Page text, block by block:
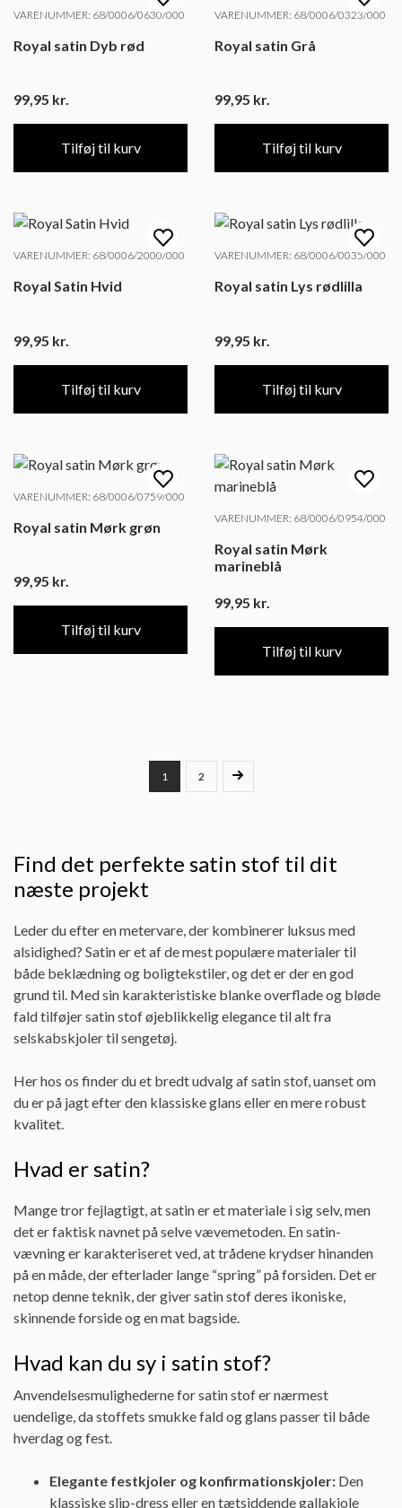
VARENUMMER: 68/0006/0630/000
Royal satin Dyb rød
99,95 kr.
Tilføj til kurv
VARENUMMER: 68/0006/0323/000
Royal satin Grå
99,95 kr.
Tilføj til kurv
VARENUMMER: 68/0006/2000/000
Royal Satin Hvid
99,95 kr.
Tilføj til kurv
VARENUMMER: 68/0006/0035/000
Royal satin Lys rødlilla
99,95 kr.
Tilføj til kurv
VARENUMMER: 68/0006/0759/000
Royal satin Mørk grøn
99,95 kr.
Tilføj til kurv
VARENUMMER: 68/0006/0954/000
Royal satin Mørk
marineblå
99,95 kr.
Tilføj til kurv
1 2
Find det perfekte satin stof til dit
næste projekt
Leder du efter en metervare, der kombinerer luksus med
alsidighed? Satin er et af de mest populære materialer til
både beklædning og boligtekstiler, og det er der en god
grund til. Med sin karakteristiske blanke overflade og bløde
fald tilføjer satin stof øjeblikkelig elegance til alt fra
selskabskjoler til sengetøj.
Her hos os finder du et bredt udvalg af satin stof, uanset om
du er på jagt efter den klassiske glans eller en mere robust
kvalitet.
Hvad er satin?
Mange tror fejlagtigt, at satin er et materiale i sig selv, men
det er faktisk navnet på selve vævemetoden. En satin-
vævning er karakteriseret ved, at trådene krydser hinanden
på en måde, der efterlader lange “spring” på forsiden. Det er
netop denne teknik, der giver satin stof deres ikoniske,
skinnende forside og en mat bagside.
Hvad kan du sy i satin stof?
Anvendelsesmulighederne for satin stof er nærmest
uendelige, da stoffets smukke fald og glans passer til både
hverdag og fest.
Elegante festkjoler og konfirmationskjoler: Den
klassiske slip-dress eller en tætsiddende gallakjole